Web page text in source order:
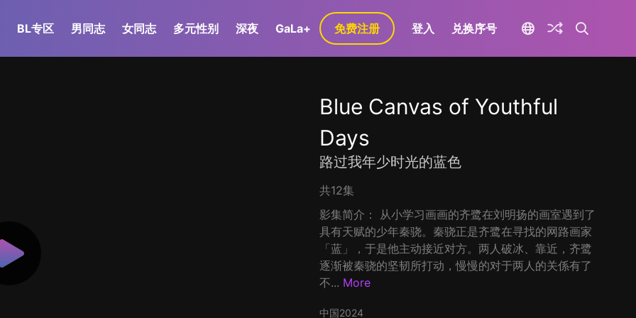
BL专区 男同志 女同志 多元性别 深夜 GaLa+ 免费注册 登入 兑换序号
Blue Canvas of Youthful
Days
路过我年少时光的蓝色
共12集
影集简介： 从小学习画画的齐鹭在刘明扬的画室遇到了
具有天赋的少年秦骁。秦骁正是齐鹭在寻找的网路画家
「蓝」，于是他主动接近对方。两人破冰、靠近，齐鹭
逐渐被秦骁的坚韧所打动，慢慢的对于两人的关係有了
不... More
中国2024